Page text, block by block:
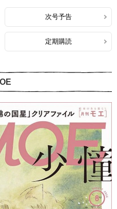
次号予告
定期購読